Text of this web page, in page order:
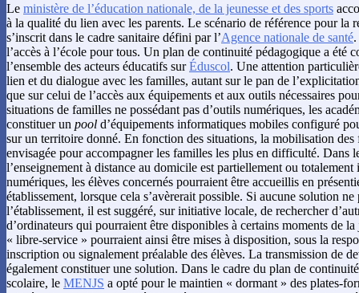
Le ministère de l’éducation nationale, de la jeunesse et des sports
à la qualité du lien avec les parents. Le scénario de référence pour la
s’inscrit dans le cadre sanitaire défini par l’Agence nationale de santé
l’accès à l’école pour tous. Un plan de continuité pédagogique a été
l’ensemble des acteurs éducatifs surÉduscol. Une attention
lien et du dialogue avec les familles, autant sur le pan de
que sur celui de l’accès aux équipements et aux outils nécessaires
situations de familles ne possédant pas d’outils numériques, les
constituer un pool d’équipements informatiques mobiles configuré
sur un territoire donné. En fonction des situations, la mobilisation des
envisagée pour accompagner les familles les plus en difficulté. Dans
l’enseignement à distance au domicile est partiellement ou
numériques, les élèves concernés pourraient être accueillis en
établissement, lorsque cela s’avèrerait possible. Si aucune solution
l’établissement, il est suggéré, sur initiative locale, de rechercher
d’ordinateurs qui pourraient être disponibles à certains moments de
« libre-service » pourraient ainsi être mises à disposition, sous la
inscription ou signalement préalable des élèves. La transmission de
également constituer une solution. Dans le cadre du plan de
scolaire, le MENJS a opté pour le maintien « dormant » des plates-